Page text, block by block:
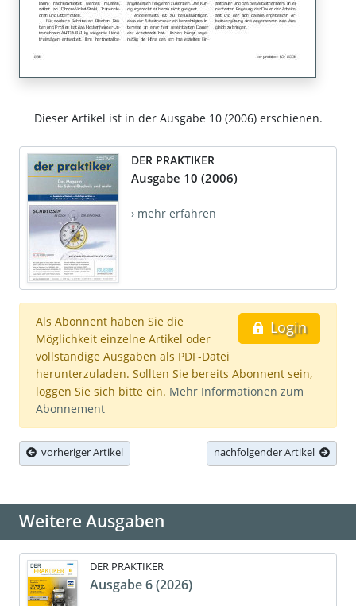
Dieser Artikel ist in der Ausgabe 10 (2006) erschienen.
DER PRAKTIKER
Ausgabe 10 (2006)
› mehr erfahren
Login
Als Abonnent haben Sie die
Möglichkeit einzelne Artikel oder
vollständige Ausgaben als PDF-Datei
herunterzuladen. Sollten Sie bereits Abonnent sein,
loggen Sie sich bitte ein. Mehr Informationen zum
Abonnement
vorheriger Artikel nachfolgender Artikel
Weitere Ausgaben
DER PRAKTIKER
Ausgabe 6 (2026)